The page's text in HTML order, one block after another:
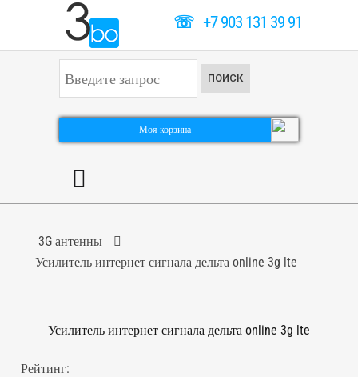
☏+7 903 131 39 91
к
а
ь
ПОИСК
Моя корзина
3G антенны
Усилитель интернет сигнала дельта online 3g lte
Усилитель интернет сигнала дельта online 3g lte
Рейтинг: